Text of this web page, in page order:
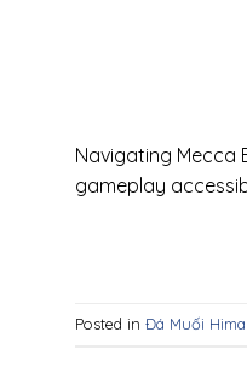
Navigating Mecca
gameplay
Posted in Đá Muối